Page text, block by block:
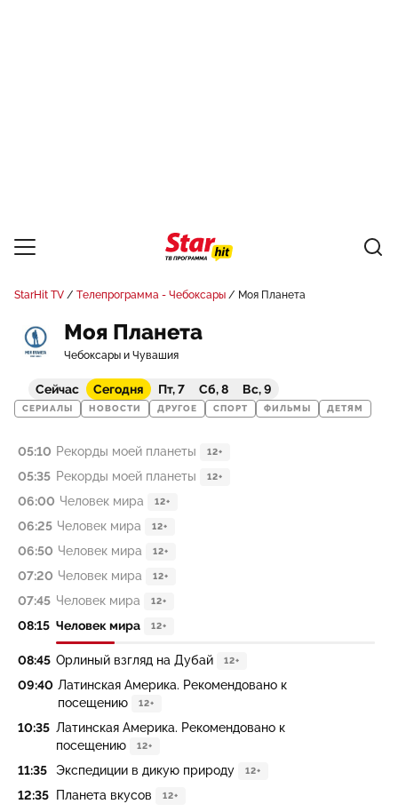
StarHit TV Телепрограмма - Чебоксары Моя Планета
Моя Планета
Чебоксары и Чувашия
Сейчас Сегодня Пт, 7 Сб, 8 Вс, 9
СЕРИАЛЫ НОВОСТИ ДРУГОЕ СПОРТ ФИЛЬМЫ ДЕТЯМ
05:10 Рекорды моей планеты 12+
05:35 Рекорды моей планеты 12+
06:00 Человек мира 12+
06:25 Человек мира 12+
06:50 Человек мира 12+
07:20 Человек мира 12+
07:45 Человек мира 12+
08:15 Человек мира 12+
08:45 Орлиный взгляд на Дубай 12+
09:40 Латинская Америка. Рекомендовано к
посещению
12+
10:35 Латинская Америка. Рекомендовано к
посещению
12+
11:35 Экспедиции в дикую природу 12+
12:35 Планета вкусов 12+